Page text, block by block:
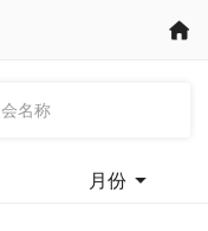

月份 